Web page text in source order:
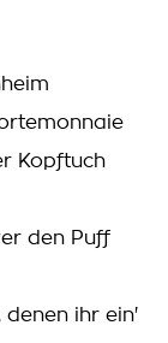
Kopftuch
den Puff
denen ihr ein'